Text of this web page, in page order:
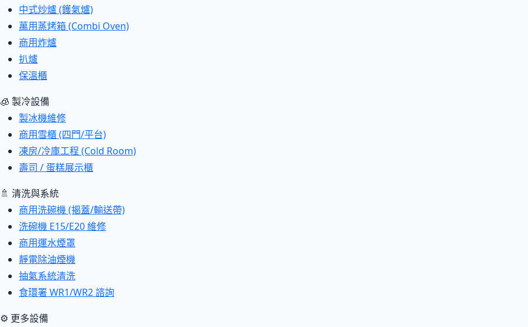
中式炒爐 (鑊氣爐)
萬用蒸烤箱 (Combi Oven)
商用炸爐
扒爐
保溫櫃
🧊 製冷設備
製冰機維修
商用雪櫃 (四門/平台)
凍房/冷庫工程 (Cold Room)
壽司 / 蛋糕展示櫃
🚿 清洗與系統
商用洗碗機 (揭蓋/輸送帶)
洗碗機 E15/E20 維修
商用運水煙罩
靜電除油煙機
抽氣系統清洗
食環署 WR1/WR2 諮詢
⚙ 更多設備